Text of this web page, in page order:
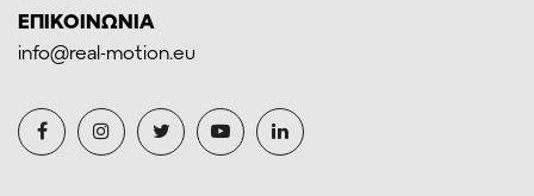
ΕΠΙΚΟΙΝΩΝΙΑ
info@real-motion.eu